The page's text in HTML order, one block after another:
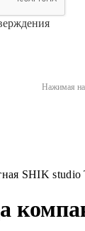
Нажимая на
SHIK studio